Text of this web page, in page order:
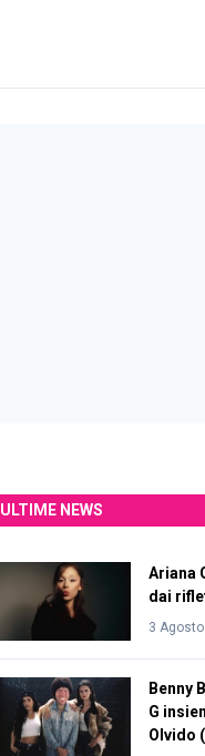
ULTIME NEWS
Ariana
dai
3
Benny
G
Olvido